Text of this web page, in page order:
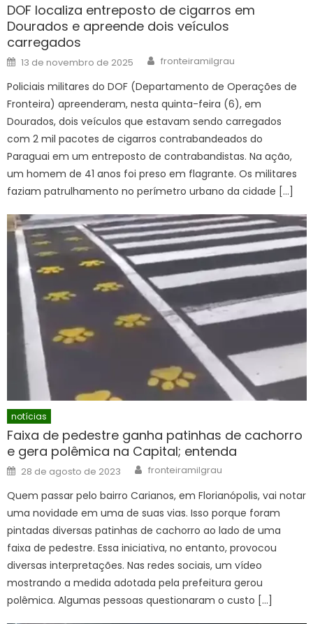
DOF localiza entreposto de cigarros em
Dourados e apreende dois veículos
carregados
Posted
on
13 de novembro de 2025 Author
fronteiramilgrau
Policiais militares do DOF (Departamento de Operações de
Fronteira) apreenderam, nesta quinta-feira (6), em
Dourados, dois veículos que estavam sendo carregados
com 2 mil pacotes de cigarros contrabandeados do
Paraguai em um entreposto de contrabandistas. Na ação,
um homem de 41 anos foi preso em flagrante. Os militares
faziam patrulhamento no perímetro urbano da cidade […]
notícias
Faixa de pedestre ganha patinhas de cachorro
e gera polêmica na Capital; entenda
Posted
on
28 de agosto de 2023 Author
fronteiramilgrau
Quem passar pelo bairro Carianos, em Florianópolis, vai notar
uma novidade em uma de suas vias. Isso porque foram
pintadas diversas patinhas de cachorro ao lado de uma
faixa de pedestre. Essa iniciativa, no entanto, provocou
diversas interpretações. Nas redes sociais, um vídeo
mostrando a medida adotada pela prefeitura gerou
polêmica. Algumas pessoas questionaram o custo […]